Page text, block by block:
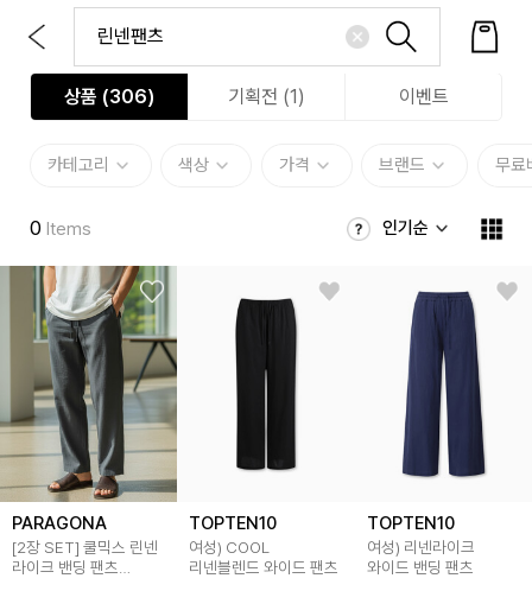
상품 (306) 기획전 (1) 이벤트
카테고리 색상 가격 브랜드 무료
0 Items 인기순
PARAGONA
[2장 SET] 쿨믹스 린넨
라이크 밴딩 팬츠
TOPTEN10
여성) COOL
리넨블렌드 와이드 팬츠
TOPTEN10
여성) 리넨라이크
와이드 밴딩 팬츠